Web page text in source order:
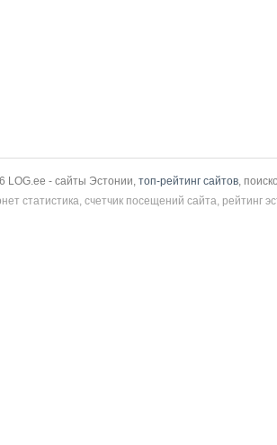
LOG.ee - сайты Эстонии, топ-рейтинг сайтов ,
статистика, счетчик посещений сайта, рейтинг